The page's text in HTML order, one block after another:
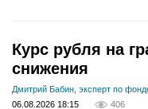
Курс рубля на
снижения
Дмитрий Бабин, эксперт по
06.08.2026 18:15
406